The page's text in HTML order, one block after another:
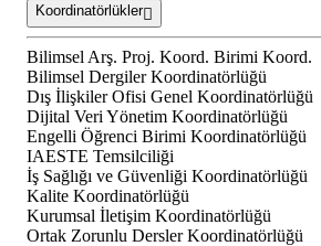
Koordinatörlükler
Bilimsel Arş. Proj. Koord. Birimi Koord.
Bilimsel Dergiler Koordinatörlüğü
Dış İlişkiler Ofisi Genel Koordinatörlüğü
Dijital Veri Yönetim Koordinatörlüğü
Engelli Öğrenci Birimi Koordinatörlüğü
IAESTE Temsilciliği
İş Sağlığı ve Güvenliği Koordinatörlüğü
Kalite Koordinatörlüğü
Kurumsal İletişim Koordinatörlüğü
Ortak Zorunlu Dersler Koordinatörlüğü